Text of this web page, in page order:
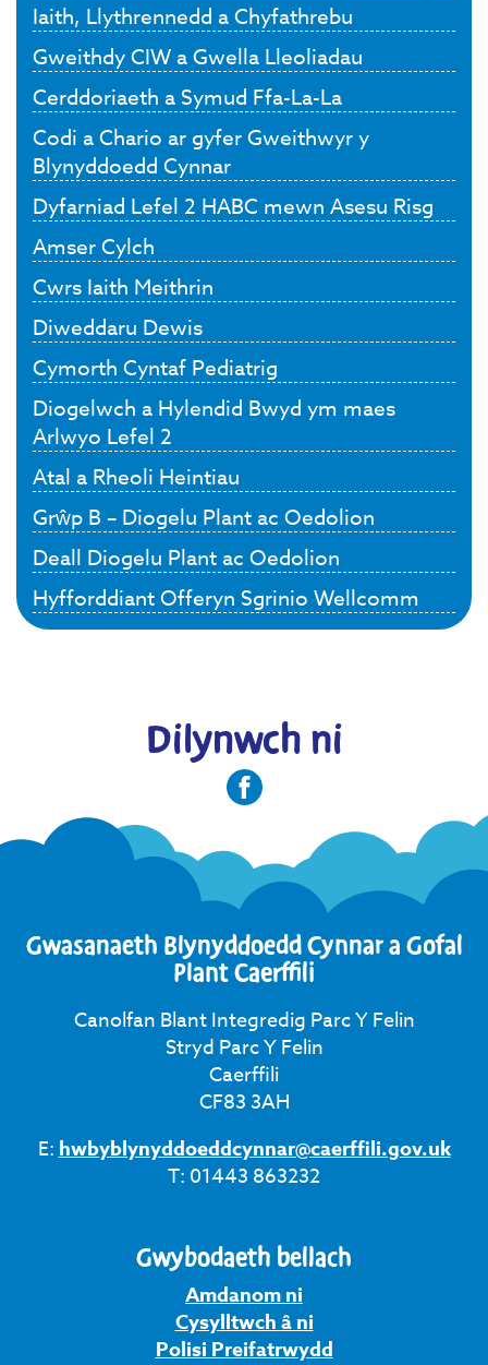
Iaith, Llythrennedd a Chyfathrebu
Gweithdy CIW a Gwella Lleoliadau
Cerddoriaeth a Symud Ffa-La-La
Codi a Chario ar gyfer Gweithwyr y
Blynyddoedd Cynnar
Dyfarniad Lefel 2 HABC mewn Asesu Risg
Amser Cylch
Cwrs Iaith Meithrin
Diweddaru Dewis
Cymorth Cyntaf Pediatrig
Diogelwch a Hylendid Bwyd ym maes
Arlwyo Lefel 2
Atal a Rheoli Heintiau
Grŵp B – Diogelu Plant ac Oedolion
Deall Diogelu Plant ac Oedolion
Hyfforddiant Offeryn Sgrinio Wellcomm
Dilynwch ni
Gwasanaeth Blynyddoedd Cynnar a Gofal
Plant Caerffili
Canolfan Blant Integredig Parc Y Felin
Stryd Parc Y Felin
Caerffili
CF83 3AH
E:hwbyblynyddoeddcynnar@caerffili.gov.uk
T: 01443 863232
Gwybodaeth bellach
Amdanom ni
Cysylltwch â ni
Polisi Preifatrwydd